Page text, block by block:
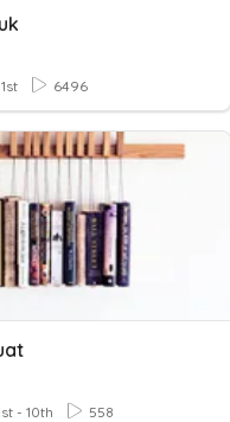
1st 6496
- 10th 558